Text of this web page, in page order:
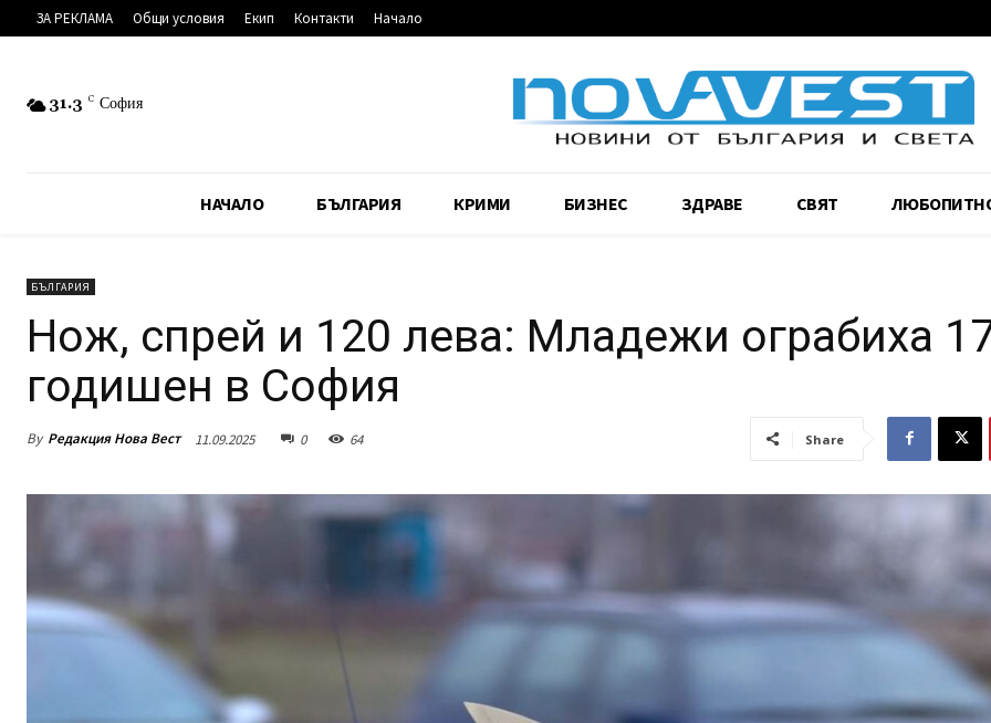
ЗА РЕКЛАМА Общи условия Екип Контакти Начало
31.3 C София
НАЧАЛО БЪЛГАРИЯ КРИМИ БИЗНЕС ЗДРАВЕ СВЯТ
БЪЛГАРИЯ
Нож, спрей и 120 лева: Младежи ограбиха
годишен в София
By Редакция Нова Вест 11.09.2025 0 64 Share